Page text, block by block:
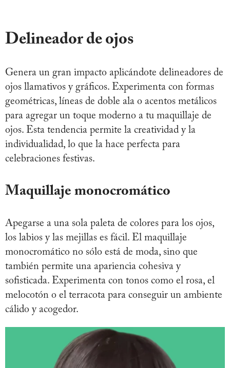
Delineador de ojos
Genera un gran impacto aplicándote delineadores de
ojos llamativos y gráficos. Experimenta con formas
geométricas, líneas de doble ala o acentos metálicos
para agregar un toque moderno a tu maquillaje de
ojos. Esta tendencia permite la creatividad y la
individualidad, lo que la hace perfecta para
celebraciones festivas.
Maquillaje monocromático
Apegarse a una sola paleta de colores para los ojos,
los labios y las mejillas es fácil. El maquillaje
monocromático no sólo está de moda, sino que
también permite una apariencia cohesiva y
sofisticada. Experimenta con tonos como el rosa, el
melocotón o el terracota para conseguir un ambiente
cálido y acogedor.